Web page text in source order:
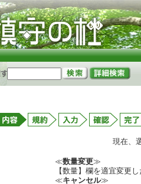
現在、
≪数量変更≫
【数量】欄を適宜変更
≪キャンセル≫